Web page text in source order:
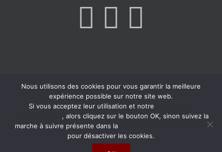
Nous utilisons des cookies pour vous garantir la meilleure
expérience possible sur notre site web.
Si vous acceptez leur utilisation et notre
, alors cliquez sur le bouton OK, sinon suivez la
marche à suivre présente dans la
pour désactiver les cookies.